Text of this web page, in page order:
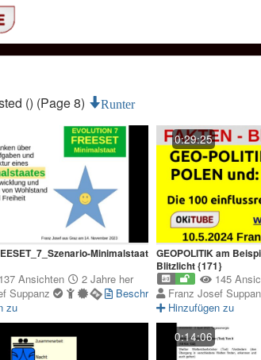
() (Page 8) Runter
Minimalstaat
137 Ansichten
2 Jahre her
Suppanz
Beschreibung
zu
0:29:25
GEOPOLITIK am
Blitzlicht {171}
145
Franz Josef
Hinzufügen zu
0:14:06